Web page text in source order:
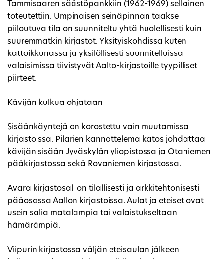
Tammisaaren säästöpankkiin (1962–1969) sellainen
toteutettiin. Umpinaisen seinäpinnan taakse
piiloutuva tila on suunniteltu yhtä huolellisesti kuin
suuremmatkin kirjastot. Yksityiskohdissa kuten
kattoikkunassa ja yksilöllisesti suunnitelluissa
valaisimissa tiivistyvät Aalto-kirjastoille tyypilliset
piirteet.
Kävijän kulkua ohjataan
Sisäänkäyntejä on korostettu vain muutamissa
kirjastoissa. Pilarien kannattelema katos johdattaa
kävijän sisään Jyväskylän yliopistossa ja Otaniemen
pääkirjastossa sekä Rovaniemen kirjastossa.
Avara kirjastosali on tilallisesti ja arkkitehtonisesti
pääosassa Aallon kirjastoissa. Aulat ja eteiset ovat
usein salia matalampia tai valaistukseltaan
hämärämpiä.
Viipurin kirjastossa väljän eteisaulan jälkeen